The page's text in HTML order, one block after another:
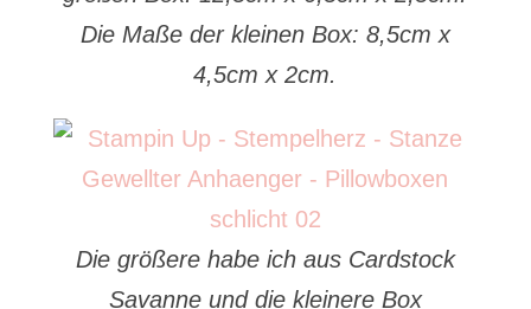
Die Maße der kleinen Box: 8,5cm x
4,5cm x 2cm.
Die größere habe ich aus Cardstock
Savanne und die kleinere Box